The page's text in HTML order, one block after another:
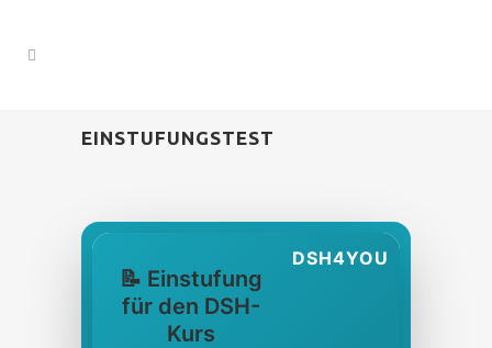
EINSTUFUNGSTEST
DSH4YOU
📝 Einstufung
für den DSH-
Kurs